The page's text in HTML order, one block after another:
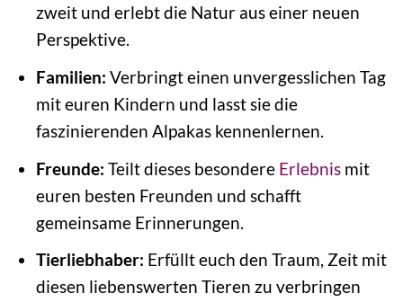
zweit und erlebt die Natur aus einer neuen
Perspektive.
Familien: Verbringt einen unvergesslichen Tag
mit euren Kindern und lasst sie die
faszinierenden Alpakas kennenlernen.
Freunde: Teilt dieses besondere Erlebnismit
euren besten Freunden und schafft
gemeinsame Erinnerungen.
Tierliebhaber: Erfüllt euch den Traum, Zeit mit
diesen liebenswerten Tieren zu verbringen